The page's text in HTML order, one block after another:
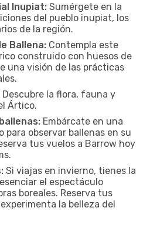
Inupiat: Sumérgete en la
del pueblo inupiat, los
de la región.
Ballena: Contempla este
construido con huesos de
una visión de las prácticas
Descubre la flora, fauna y
Ártico.
Embárcate en una
para observar ballenas en su
tus vuelos a Barrow hoy
Si viajas en invierno, tienes la
el espectáculo
boreales. Reserva tus
la belleza del